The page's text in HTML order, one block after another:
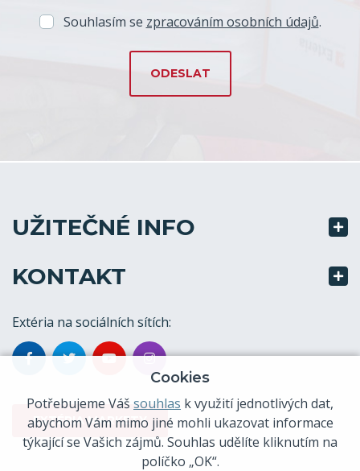
Souhlasím se zpracováním osobních údajů.
UŽITEČNÉ INFO
KONTAKT
Extéria na sociálních sítích:
EXTÉRIA MARKETY
Cookies
Potřebujeme Váš souhlas k využití jednotlivých dat,
abychom Vám mimo jiné mohli ukazovat informace
týkající se Vašich zájmů. Souhlas udělíte kliknutím na
políčko „OK“.